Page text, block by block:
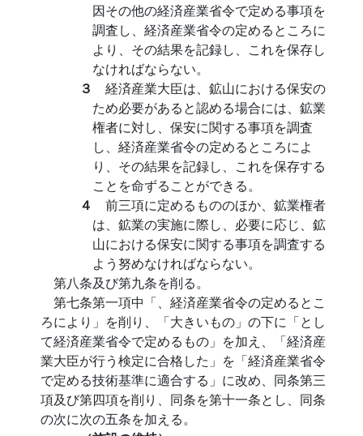
因その他の経済産業省令で定める事項を
調査し、経済産業省令の定めるところに
より、その結果を記録し、これを保存し
なければならない。
３ 経済産業大臣は、鉱山における保安の
ため必要があると認める場合には、鉱業
権者に対し、保安に関する事項を調査
し、経済産業省令の定めるところによ
り、その結果を記録し、これを保存する
ことを命ずることができる。
４ 前三項に定めるもののほか、鉱業権者
は、鉱業の実施に際し、必要に応じ、鉱
山における保安に関する事項を調査する
よう努めなければならない。
第八条及び第九条を削る。
第七条第一項中「、経済産業省令の定めるとこ
ろにより」を削り、「大きいもの」の下に「とし
て経済産業省令で定めるもの」を加え、「経済産
業大臣が行う検定に合格した」を「経済産業省令
で定める技術基準に適合する」に改め、同条第三
項及び第四項を削り、同条を第十一条とし、同条
の次に次の五条を加える。